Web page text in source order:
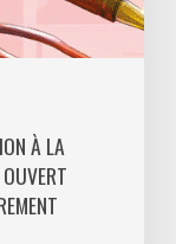
À LA